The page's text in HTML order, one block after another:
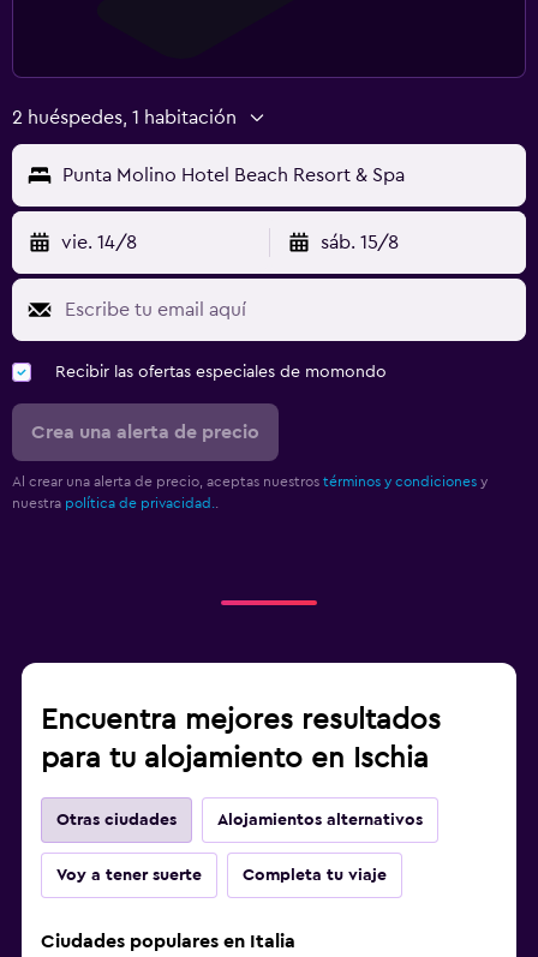
2 huéspedes, 1 habitación
Punta Molino Hotel Beach Resort & Spa
vie. 14/8 sáb. 15/8
Recibir las ofertas especiales de momondo
Crea una alerta de precio
Al crear una alerta de precio, aceptas nuestros términos y condiciones y
nuestra política de privacidad.
Encuentra mejores resultados
para tu alojamiento en Ischia
Otras ciudades Alojamientos alternativos
Voy a tener suerte Completa tu viaje
Ciudades populares en Italia